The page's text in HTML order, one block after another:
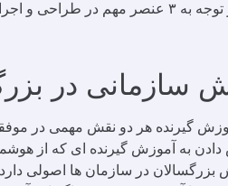
آموزشی محقق خواهند شد:
سازمانی در
گیرنده هر دو نقش مهمی در
دادن به آموزش گیرنده ای که از
در سازمان ها اصولی